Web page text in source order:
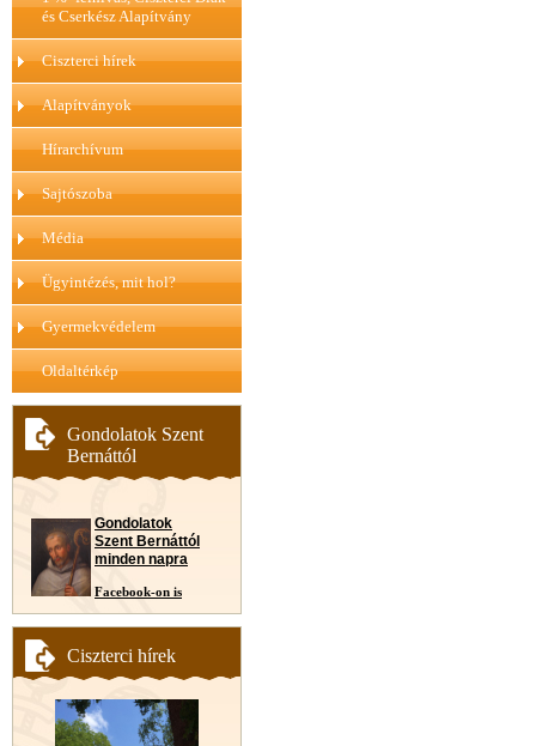
és Cserkész Alapítvány
Ciszterci hírek
Alapítványok
Hírarchívum
Sajtószoba
Média
Ügyintézés, mit hol?
Gyermekvédelem
Oldaltérkép
Gondolatok Szent
Bernáttól
Gondolatok
Szent Bernáttól
minden napra
Facebook-on is
Ciszterci hírek